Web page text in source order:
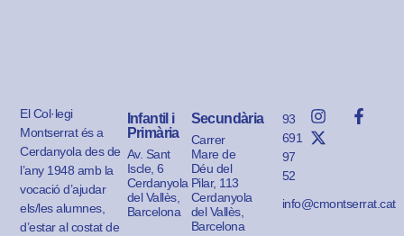
El Col·legi
Montserrat és a
Cerdanyola des de
l’any 1948 amb la
vocació d’ajudar
els/les alumnes,
d’estar al costat de
Infantil i
Primària
Av. Sant
Iscle, 6
Cerdanyola
del Vallès,
Barcelona
Secundària
Carrer
Mare de
Déu del
Pilar, 113
Cerdanyola
del Vallès,
Barcelona
93
691
97
52
info@cmontserrat.cat